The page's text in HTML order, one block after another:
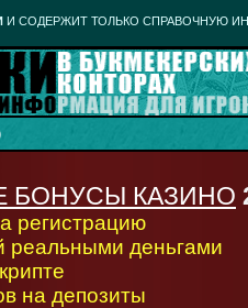
И СОДЕРЖИТ ТОЛЬКО СПРАВОЧНУЮ
БОНУСЫ КАЗИНО
регистрацию
деньгами
на депозиты